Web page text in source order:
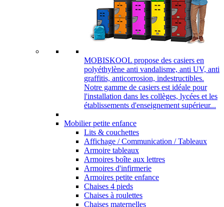
MOBISKOOL propose des casiers en
polyéthylène anti vandalisme, anti UV, anti
graffitis, anticorrosion, indestructibles.
Notre gamme de casiers est idéale pour
l'installation dans les collèges, lycées et les
établissements d'enseignement supérieur...
Mobilier petite enfance
Lits & couchettes
Affichage / Communication / Tableaux
Armoire tableaux
Armoires boîte aux lettres
Armoires d'infirmerie
Armoires petite enfance
Chaises 4 pieds
Chaises à roulettes
Chaises maternelles